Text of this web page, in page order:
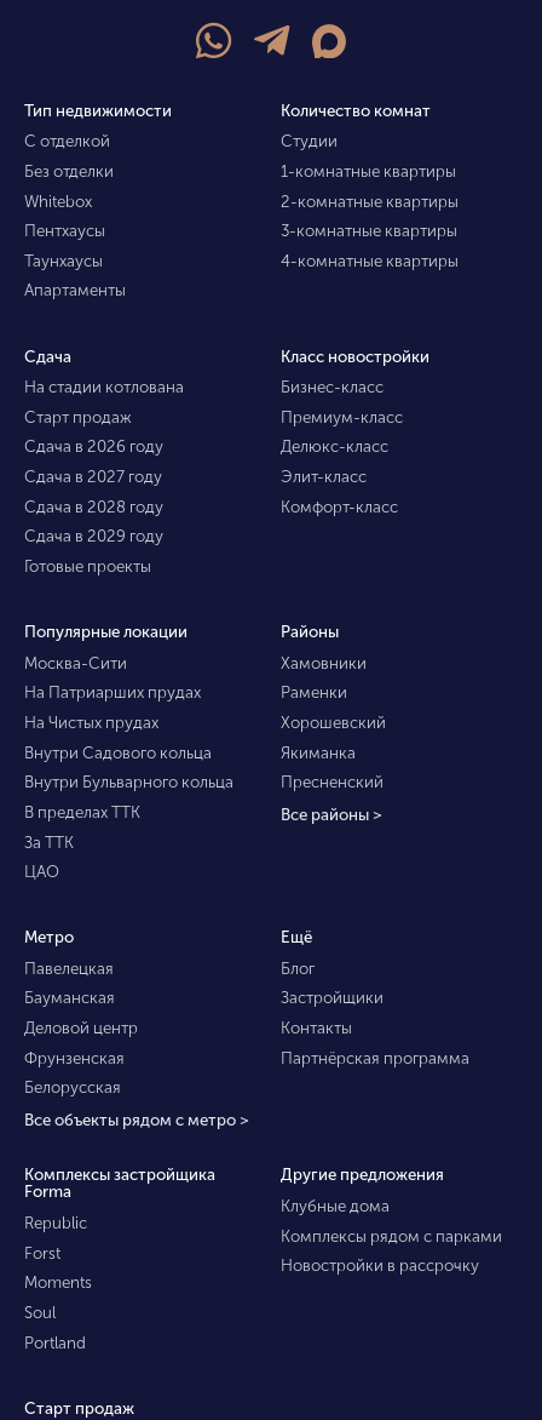
Тип недвижимости
С отделкой
Без отделки
Whitebox
Пентхаусы
Таунхаусы
Апартаменты
Количество комнат
Студии
1-комнатные квартиры
2-комнатные квартиры
3-комнатные квартиры
4-комнатные квартиры
Сдача
На стадии котлована
Старт продаж
Сдача в 2026 году
Сдача в 2027 году
Сдача в 2028 году
Сдача в 2029 году
Готовые проекты
Класс новостройки
Бизнес-класс
Премиум-класс
Делюкс-класс
Элит-класс
Комфорт-класс
Популярные локации
Москва-Сити
На Патриарших прудах
На Чистых прудах
Внутри Садового кольца
Внутри Бульварного кольца
В пределах ТТК
За ТТК
ЦАО
Районы
Хамовники
Раменки
Хорошевский
Якиманка
Пресненский
Все районы >
Метро
Павелецкая
Бауманская
Деловой центр
Фрунзенская
Белорусская
Все объекты рядом с метро >
Ещё
Блог
Застройщики
Контакты
Партнёрская программа
Комплексы застройщика
Forma
Republic
Forst
Moments
Soul
Portland
Другие предложения
Клубные дома
Комплексы рядом с парками
Новостройки в рассрочку
Старт продаж